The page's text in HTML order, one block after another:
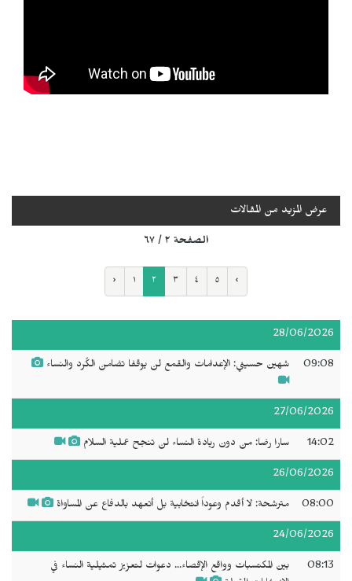
عرض المزيد من المقالات
الصفحة ٢ / ٦٧
‹ ١ ٢ ٣ ٤ ٥ ›
28/06/2026
09:08 شهين حسيني: الإعدامات والقمع لن يوقفا تضامن الكُرد والنساء
27/06/2026
14:02 سارا رضا: من دون ريادة النساء لن تنجح عملية السلام
26/06/2026
08:00 مترشحة: لا أقدم وعوداً انتخابية بل أتعهد بالدفاع عن المساواة
24/06/2026
08:13
بين المكتسبات وواقع الإقصاء... دعوات لتعزيز تمثيلية النساء في